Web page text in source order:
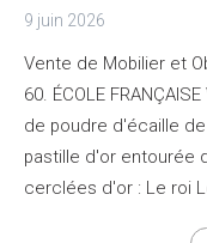
9 juin 2026
Vente de Mobilier et
60. ÉCOLE
de poudre d'écaille
pastille d'or entourée
cerclées d'or : Le roi